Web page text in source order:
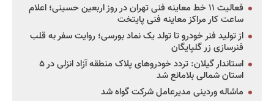
فعالیت ۱۱ خط معاینه فنی تهران در روز اربعین حسینی؛ اعلام
ساعت کار مراکز معاینه فنی پایتخت
از تولید فنر خودرو تا تولد یک نماد بورسی؛ روایت سفر به قلب
فنرسازی زر گلپایگان
استاندار گیلان: تردد خودروهای پلاک منطقه آزاد انزلی در ۵
استان شمالی بلامانع شد
ماشاله وردینی مدیرعامل شرکت گواه شد